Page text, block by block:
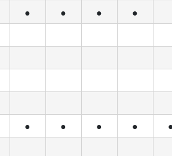
● ● ●
●
● ● ● ●